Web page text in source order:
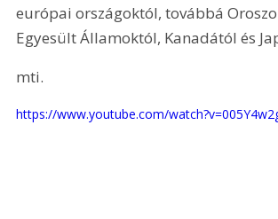
európai országoktól, továbbá
Egyesült Államoktól, Kanadától és
mti.
https://www.youtube.com/